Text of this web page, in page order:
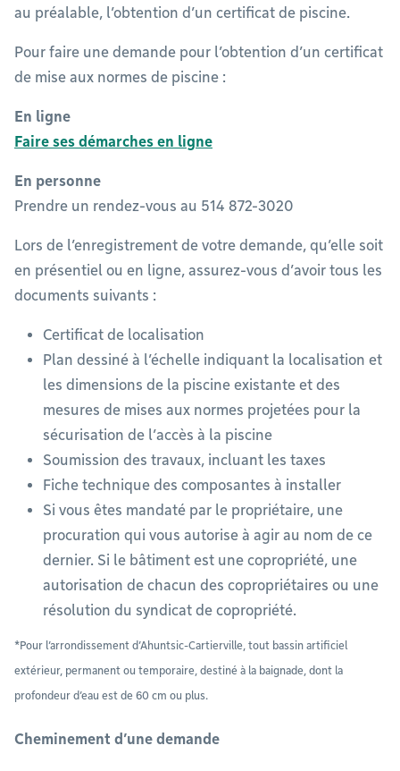
au préalable, l’obtention d’un certificat de piscine.
Pour faire une demande pour l’obtention d’un certificat
de mise aux normes de piscine :
En ligne
Faire ses démarches en ligne
En personne
Prendre un rendez-vous au 514 872-3020
Lors de l’enregistrement de votre demande, qu’elle soit
en présentiel ou en ligne, assurez-vous d’avoir tous les
documents suivants :
Certificat de localisation
Plan dessiné à l’échelle indiquant la localisation et
les dimensions de la piscine existante et des
mesures de mises aux normes projetées pour la
sécurisation de l’accès à la piscine
Soumission des travaux, incluant les taxes
Fiche technique des composantes à installer
Si vous êtes mandaté par le propriétaire, une
procuration qui vous autorise à agir au nom de ce
dernier. Si le bâtiment est une copropriété, une
autorisation de chacun des copropriétaires ou une
résolution du syndicat de copropriété.
*Pour l’arrondissement d’Ahuntsic-Cartierville, tout bassin artificiel
extérieur, permanent ou temporaire, destiné à la baignade, dont la
profondeur d’eau est de 60 cm ou plus.
Cheminement d’une demande